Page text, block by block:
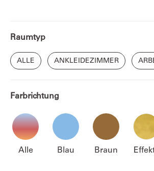
Raumtyp
ALLE ANKLEIDEZIMMER
Farbrichtung
Alle Blau Braun